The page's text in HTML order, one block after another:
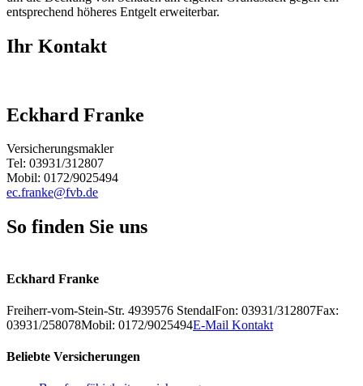
entsprechend höheres Entgelt erweiterbar.
Ihr Kontakt
Eckhard Franke
Versicherungsmakler
Tel: 03931/312807
Mobil: 0172/9025494
ec.franke@fvb.de
So finden Sie uns
+
−
Eckhard Franke
Freiherr-vom-Stein-Str. 4939576 StendalFon: 03931/312807Fax:
03931/258078Mobil: 0172/9025494E-Mail Kontakt
Beliebte Versicherungen